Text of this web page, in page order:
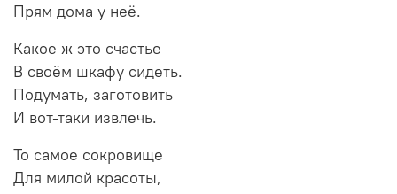
Прям дома у неё.
Какое ж это счастье
В своём шкафу сидеть.
Подумать, заготовить
И вот-таки извлечь.
То самое сокровище
Для милой красоты,